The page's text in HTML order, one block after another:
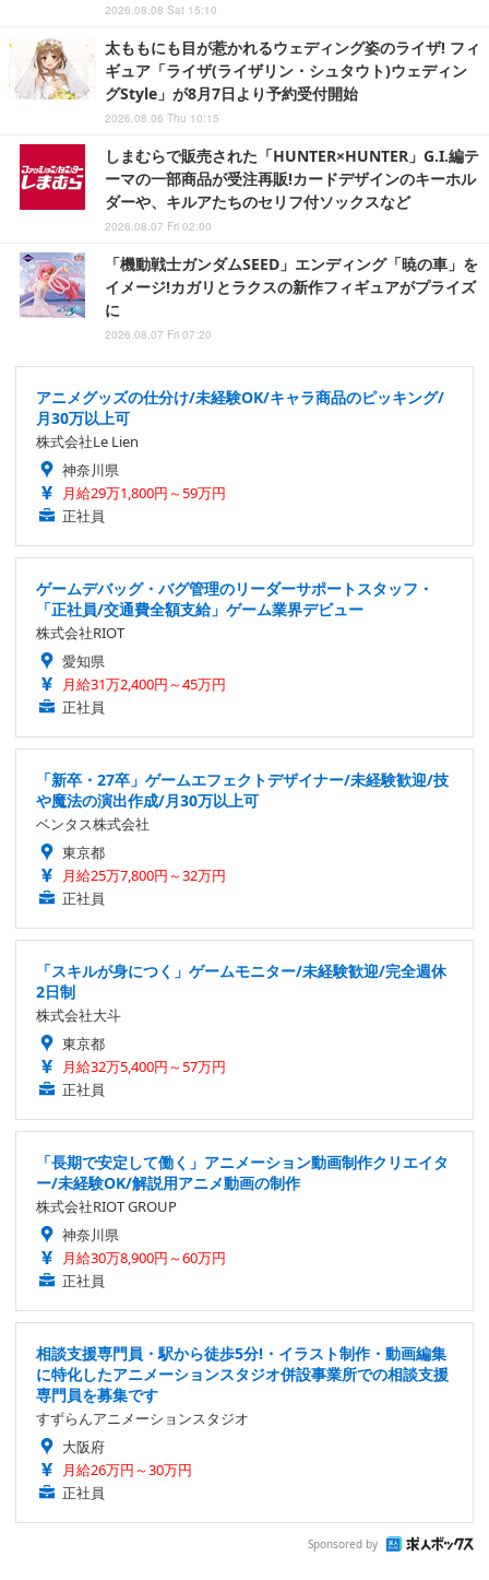
2026.08.08 Sat 15:10
太ももにも目が惹かれるウェディング姿のライザ! フィ
ギュア「ライザ(ライザリン・シュタウト)ウェディン
グStyle」が8月7日より予約受付開始
2026.08.06 Thu 10:15
しまむらで販売された「HUNTER×HUNTER」G.I.編テ
ーマの一部商品が受注再販!カードデザインのキーホル
ダーや、キルアたちのセリフ付ソックスなど
2026.08.07 Fri 02:00
「機動戦士ガンダムSEED」エンディング「暁の車」を
イメージ!カガリとラクスの新作フィギュアがプライズ
に
2026.08.07 Fri 07:20
アニメグッズの仕分け/未経験OK/キャラ商品のピッキング/
月30万以上可
株式会社Le Lien
神奈川県
月給29万1,800円～59万円
正社員
ゲームデバッグ・バグ管理のリーダーサポートスタッフ・
「正社員/交通費全額支給」ゲーム業界デビュー
株式会社RIOT
愛知県
月給31万2,400円～45万円
正社員
「新卒・27卒」ゲームエフェクトデザイナー/未経験歓迎/技
や魔法の演出作成/月30万以上可
ベンタス株式会社
東京都
月給25万7,800円～32万円
正社員
「スキルが身につく」ゲームモニター/未経験歓迎/完全週休
2日制
株式会社大斗
東京都
月給32万5,400円～57万円
正社員
「長期で安定して働く」アニメーション動画制作クリエイタ
ー/未経験OK/解説用アニメ動画の制作
株式会社RIOT GROUP
神奈川県
月給30万8,900円～60万円
正社員
相談支援専門員・駅から徒歩5分!・イラスト制作・動画編集
に特化したアニメーションスタジオ併設事業所での相談支援
専門員を募集です
すずらんアニメーションスタジオ
大阪府
月給26万円～30万円
正社員
Sponsored by